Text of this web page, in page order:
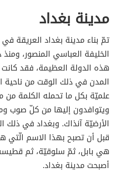
مدينة بغداد
تمّ بناء مدينة بغداد العريقة
الخليفة العباسي المنصور،
هذه الدولة العظيمة، فقد
المدن في ذلك الوقت من ناحية
علميّة بكل ما تحمله الكلمة
ويتوافدون إليها من كلّ صوب
الأرضيّة آنذاك. وبغداد في
قبل أن تصبح بهذا الاسم الّتي
هي بابل، ثمّ سلوقيّة، ثم
أصبحت مدينة بغداد.